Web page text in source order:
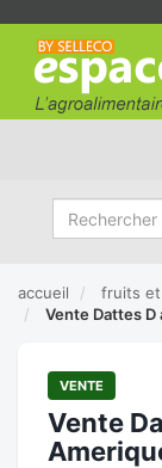
accueil fruits et
Vente Dattes D
VENTE
Vente